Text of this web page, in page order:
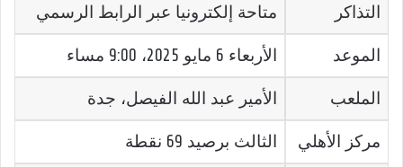
التذاكر متاحة إلكترونيا عبر الرابط الرسمي
الموعد الأربعاء 6 مايو 2025، 9:00 مساء
الملعب الأمير عبد الله الفيصل، جدة
مركز الأهلي الثالث برصيد 69 نقطة